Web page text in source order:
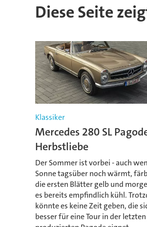
Diese Seite
Klassiker
Mercedes 280 SL
Herbstliebe
Der Sommer ist vorbei - auch
Sonne tagsüber noch wärmt,
die ersten Blätter gelb und
es bereits empfindlich kühl.
könnte es keine Zeit geben, die
besser für eine Tour in der